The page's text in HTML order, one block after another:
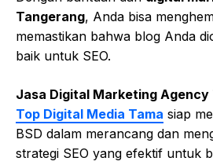
Tangerang, Anda bisa
memastikan bahwa blog Anda
baik untuk SEO.
Jasa Digital Marketing Agency
Top Digital Media Tama siap
BSD dalam merancang dan
strategi SEO yang efektif untuk